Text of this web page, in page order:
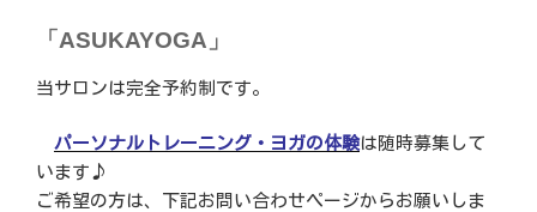
「ASUKAYOGA」
当サロンは完全予約制です。
パーソナルトレーニング・ヨガの体験は随時募集して
います♪
ご希望の方は、下記お問い合わせページからお願いしま